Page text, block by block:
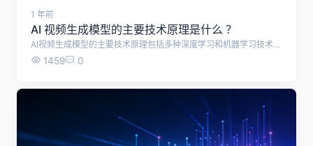
1 年前
AI 视频生成模型的主要技术原理是什么 ？
AI视频生成模型的主要技术原理包括多种深度学习和机器学习技术，尤其是生成对抗网络（GANs）、变分自编码器（VAEs）和自然语言处理（NLP）。
1459 0